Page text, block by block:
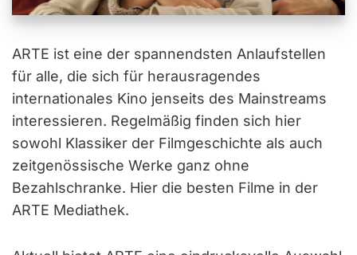
ARTE ist eine der spannendsten Anlaufstellen
für alle, die sich für herausragendes
internationales Kino jenseits des Mainstreams
interessieren. Regelmäßig finden sich hier
sowohl Klassiker der Filmgeschichte als auch
zeitgenössische Werke ganz ohne
Bezahlschranke. Hier die besten Filme in der
ARTE Mediathek.